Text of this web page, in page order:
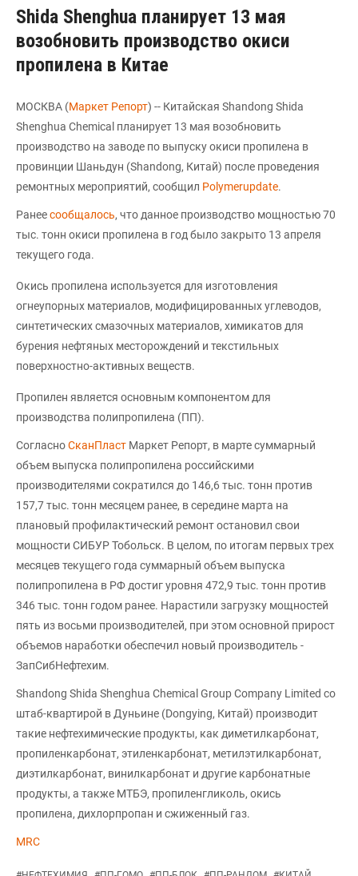
Shida Shenghua планирует 13 мая
возобновить производство окиси
пропилена в Китае
МОСКВА (Маркет Репорт) -- Китайская Shandong Shida
Shenghua Chemical планирует 13 мая возобновить
производство на заводе по выпуску окиси пропилена в
провинции Шаньдун (Shandong, Китай) после проведения
ремонтных мероприятий, сообщил Polymerupdate.
Ранеесообщалось, что данное производство мощностью 70
тыс. тонн окиси пропилена в год было закрыто 13 апреля
текущего года.
Окись пропилена используется для изготовления
огнеупорных материалов, модифицированных углеводов,
синтетических смазочных материалов, химикатов для
бурения нефтяных месторождений и текстильных
поверхностно-активных веществ.
Пропилен является основным компонентом для
производства полипропилена (ПП).
СогласноСканПласт Маркет Репорт, в марте суммарный
объем выпуска полипропилена российскими
производителями сократился до 146,6 тыс. тонн против
157,7 тыс. тонн месяцем ранее, в середине марта на
плановый профилактический ремонт остановил свои
мощности СИБУР Тобольск. В целом, по итогам первых трех
месяцев текущего года суммарный объем выпуска
полипропилена в РФ достиг уровня 472,9 тыс. тонн против
346 тыс. тонн годом ранее. Нарастили загрузку мощностей
пять из восьми производителей, при этом основной прирост
объемов наработки обеспечил новый производитель -
ЗапСибНефтехим.
Shandong Shida Shenghua Chemical Group Company Limited со
штаб-квартирой в Дуньине (Dongying, Китай) производит
такие нефтехимические продукты, как диметилкарбонат,
пропиленкарбонат, этиленкарбонат, метилэтилкарбонат,
диэтилкарбонат, винилкарбонат и другие карбонатные
продукты, а также МТБЭ, пропиленгликоль, окись
пропилена, дихлорпропан и сжиженный газ.
MRC